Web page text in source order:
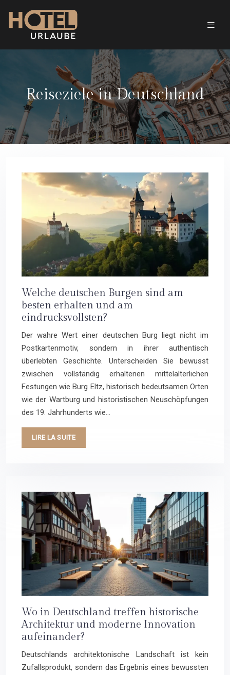
Reiseziele in Deutschland
Welche deutschen Burgen sind am
besten erhalten und am
eindrucksvollsten?
Der wahre Wert einer deutschen Burg liegt nicht im
Postkartenmotiv, sondern in ihrer authentisch
überlebten Geschichte. Unterscheiden Sie bewusst
zwischen vollständig erhaltenen mittelalterlichen
Festungen wie Burg Eltz, historisch bedeutsamen Orten
wie der Wartburg und historistischen Neuschöpfungen
des 19. Jahrhunderts wie…
LIRE LA SUITE
Wo in Deutschland treffen historische
Architektur und moderne Innovation
aufeinander?
Deutschlands architektonische Landschaft ist kein
Zufallsprodukt, sondern das Ergebnis eines bewussten